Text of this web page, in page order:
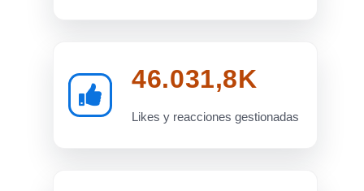
46.031,8K
Likes y reacciones gestionadas